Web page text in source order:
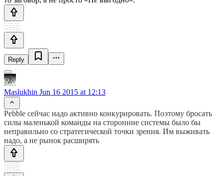
Reply
Maslukhin Jun 16 2015 at 12:13
Pebble сейчас надо активно конкурировать. Поэтому бросать
силы маленькой команды на сторонние системы было бы
неправильно со стратегической точки зрения. Им выживать
надо, а не рынок расширять